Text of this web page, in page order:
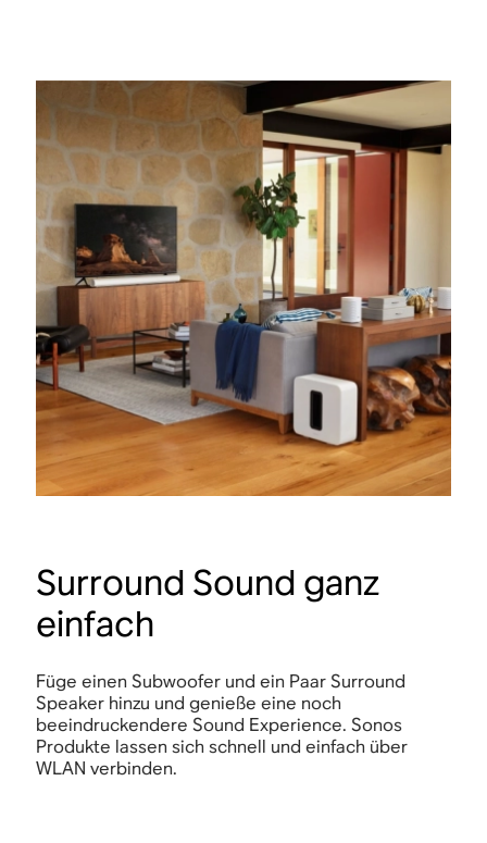
Surround Sound ganz
einfach
Füge einen Subwoofer und ein Paar Surround
Speaker hinzu und genieße eine noch
beeindruckendere Sound Experience. Sonos
Produkte lassen sich schnell und einfach über
WLAN verbinden.